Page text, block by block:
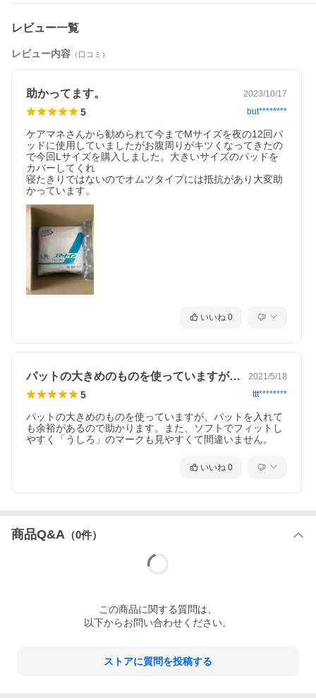
パッドの正しい位置がわかりやすい、目印のライン入り。
※60.5cmの大きいパッドにぴったりです。
●パッド固定ギャザー
●全面通気性シート
●男女兼用
●医療費控除対象品（大人用紙おむつ）
【適用】
ウエストサイズ：80cm〜105cm
【使用方法】
★介助者がはかせる場合
・「うしろ」と表示している方がうしろです。前後を確かめてく
・パッドを股にあて、パンツを引き上げます。（パンツの立体ギ
ャザーの中に、パッドを入れるとモレを防げます）
・パッドの端を前後のピンクラインにあわせて整えます。
★一人ではく場合
・「うしろ」と表示している方がうしろです。前後を確かめてく
ださい。
・パッドをパンツの中央に差し込みます。
・パンツを引き上げ、ピンクラインにあわせてパッドを整えま
★使用後の処理
てください。
【原材料】
・紙おむつ、包装紙は、誤飲のおそれのある幼児、ご老人のお手
元に届かないようご配慮ください。
・紙おむつや肌が汚れているとカブレの原因になるので、こまめ
・誤って紙おむつの一部を食べてしまった場合は、早急に最寄り
の医師におみせください。
・この製品は洗濯できません。誤って洗濯すると中身が他の衣類
レビュー一覧
レビュー内容 （口コミ）
助かってます。 2023/10/17
5 but********
ケアマネさんから勧められて今までMサイズを夜の12回パ
ッドに使用していましたがお腹周りがキツくなってきたの
で今回Lサイズを購入しました。大きいサイズのパッドを
カバーしてくれ
寝たきりではないのでオムツタイプには抵抗があり大変助
かっています。
いいね 0
パットの大きめのものを使っていますが、… 2021/5/18
5 ttt********
パットの大きめのものを使っていますが、パットを入れて
も余裕があるので助かります。また、ソフトでフィットし
やすく「うしろ」のマークも見やすくて間違いません。
いいね 0
商品Q&A （0件）
この商品に関する質問は、
以下からお問い合わせください。
ストアに質問を投稿する